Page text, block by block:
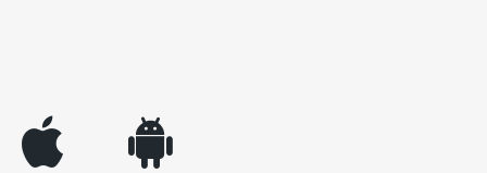
appleinc android